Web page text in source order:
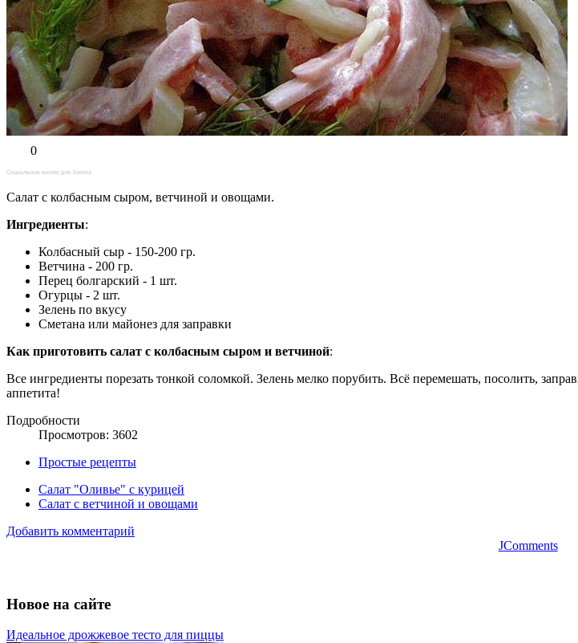
0
Социальные кнопки для Joomla
Салат с колбасным сыром, ветчиной и овощами.
Ингредиенты:
Колбасный сыр - 150-200 гр.
Ветчина - 200 гр.
Перец болгарский - 1 шт.
Огурцы - 2 шт.
Зелень по вкусу
Сметана или майонез для заправки
Как приготовить салат с колбасным сыром и ветчиной:
Все ингредиенты порезать тонкой соломкой. Зелень мелко порубить. Всё перемешать, посолить,
аппетита!
Подробности
Просмотров: 3602
Простые рецепты
Салат "Оливье" с курицей
Салат с ветчиной и овощами
Добавить комментарий
JComments
Новое на сайте
Идеальное дрожжевое тесто для пиццы